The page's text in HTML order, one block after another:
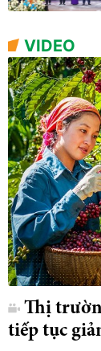
VIDEO
Thị
tiếp tục